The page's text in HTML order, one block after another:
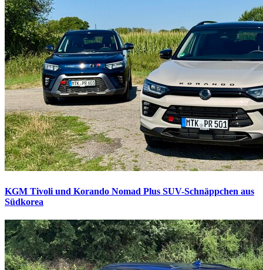
KGM Tivoli und Korando Nomad Plus SUV-Schnäppchen aus
Südkorea